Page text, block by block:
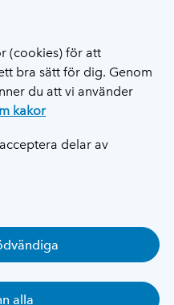
(cookies) för att
bra sätt för dig. Genom
du att vi använder
kakor
delar av
alla